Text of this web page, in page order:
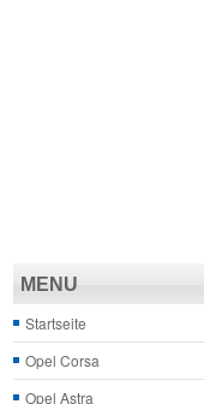
MENU
Startseite
Opel Corsa
Opel Astra